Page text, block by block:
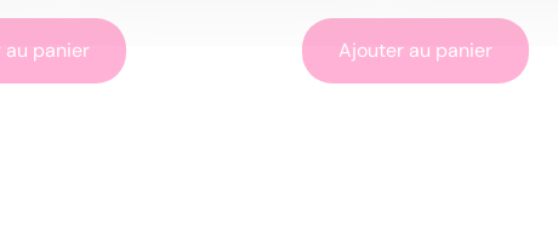
panier Ajouter au panier